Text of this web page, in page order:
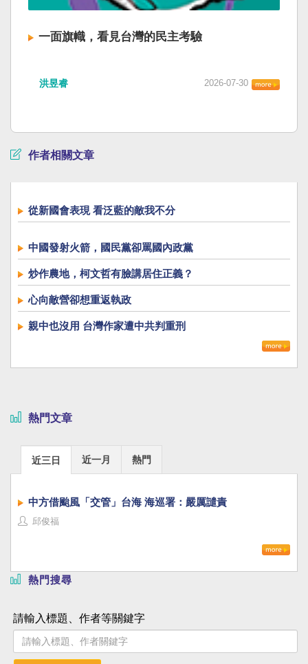
一面旗幟，看見台灣的民主考驗
洪昱睿 2026-07-30
作者相關文章
從新國會表現 看泛藍的敵我不分
中國發射火箭，國民黨卻罵國內政黨
炒作農地，柯文哲有臉講居住正義？
心向敵營卻想重返執政
親中也沒用 台灣作家遭中共判重刑
熱門文章
近三日 近一月 熱門
中方借颱風「交管」台海 海巡署：嚴厲譴責
邱俊福
熱門搜尋
請輸入標題、作者等關鍵字